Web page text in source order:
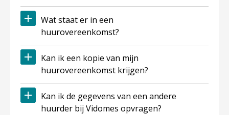
Wat staat er in een
huurovereenkomst?
Kan ik een kopie van mijn
huurovereenkomst krijgen?
Kan ik de gegevens van een andere
huurder bij Vidomes opvragen?